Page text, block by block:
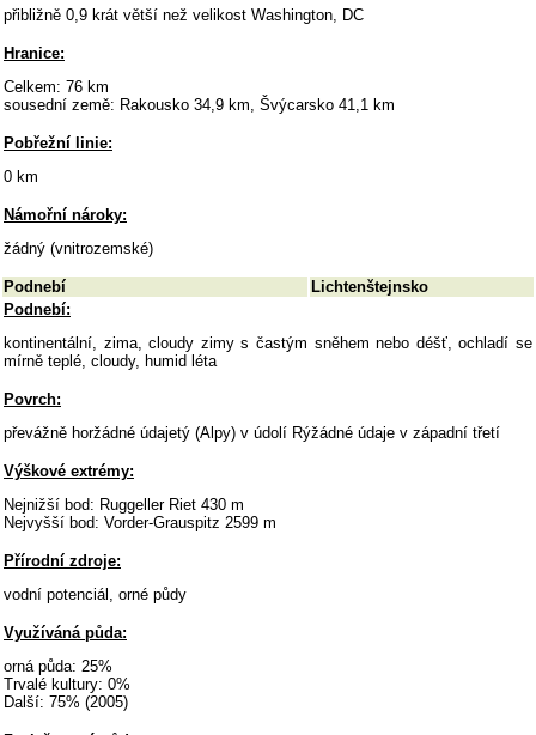
přibližně 0,9 krát větší než velikost Washington, DC
Hranice:
Celkem: 76 km
sousední země: Rakousko 34,9 km, Švýcarsko 41,1 km
Pobřežní linie:
0 km
Námořní nároky:
žádný (vnitrozemské)
Podnebí
Lichtenštejnsko
Podnebí:
kontinentální, zima, cloudy zimy s častým sněhem nebo déšť, ochladí se
mírně teplé, cloudy, humid léta
Povrch:
převážně horžádné údajetý (Alpy) v údolí Rýžádné údaje v západní třetí
Výškové extrémy:
Nejnižší bod: Ruggeller Riet 430 m
Nejvyšší bod: Vorder-Grauspitz 2599 m
Přírodní zdroje:
vodní potenciál, orné půdy
Využíváná půda:
orná půda: 25%
Trvalé kultury: 0%
Další: 75% (2005)